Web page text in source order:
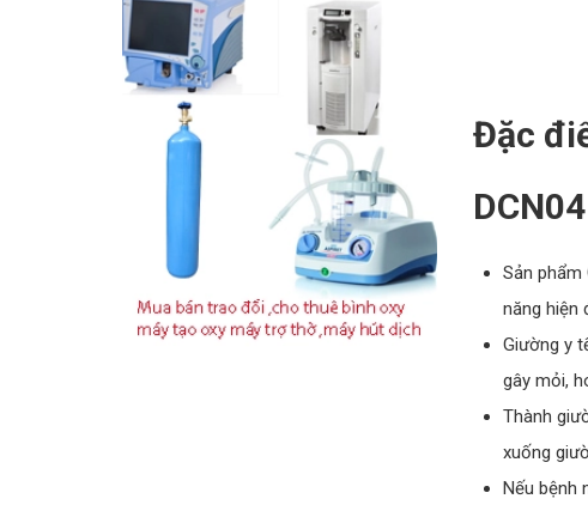
Đặc
DCN04
Sản
năng hiện
Giường y
gây mỏi,
Thành
xuống
Nếu bệnh